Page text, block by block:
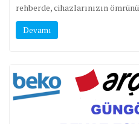
rehberde, cihazlarınızın
Devamı